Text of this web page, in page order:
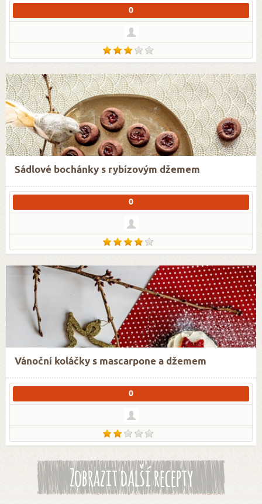
0
Sádlové bochánky s rybízovým džemem
0
Vánoční koláčky s mascarpone a džemem
0
Zobrazit další recepty